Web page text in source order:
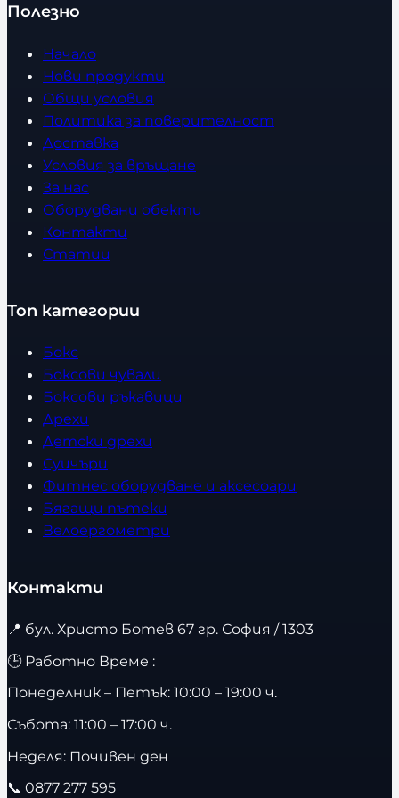
Полезно
Начало
Нови продукти
Общи условия
Политика за поверителност
Доставка
Условия за връщане
За нас
Оборудвани обекти
Контакти
Статии
Топ категории
Бокс
Боксови чували
Боксови ръкавици
Дрехи
Детски дрехи
Суичъри
Фитнес оборудване и аксесоари
Бягащи пътеки
Велоергометри
Контакти
📍 бул. Христо Ботев 67 гр. София / 1303
🕒 Работно Време :
Понеделник – Петък: 10:00 – 19:00 ч.
Събота: 11:00 – 17:00 ч.
Неделя: Почивен ден
📞 0877 277 595